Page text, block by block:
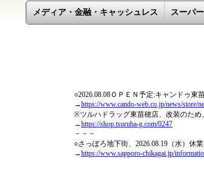
メディア・金融・キャッシュレス スーパ